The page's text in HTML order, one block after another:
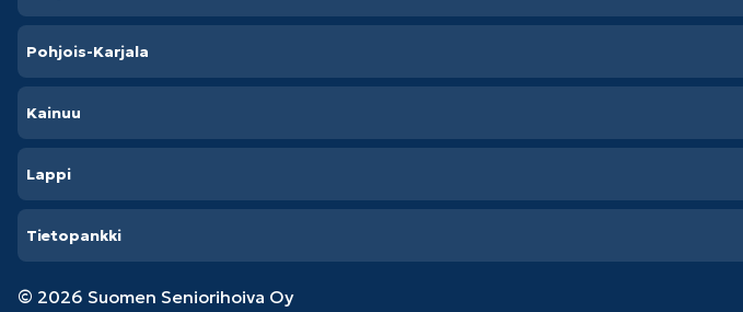
Pohjois-Karjala
Kainuu
Lappi
Tietopankki
© 2026 Suomen Seniorihoiva Oy